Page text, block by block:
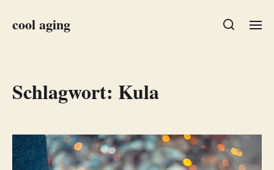
cool aging
Schlagwort: Kula